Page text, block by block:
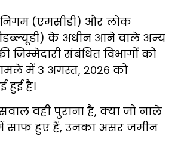
निगम (एमसीडी) और लोक
के अधीन आने वाले अन्य
जिम्मेदारी संबंधित विभागों को
में 3 अगस्त, 2026 को
हुई है।
वही पुराना है, क्या जो नाले
साफ हुए हैं, उनका असर जमीन